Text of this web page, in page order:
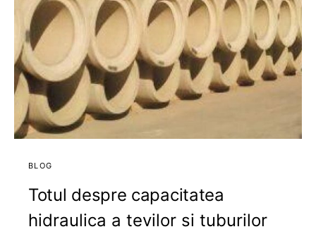
BLOG
Totul despre capacitatea
hidraulica a tevilor si tuburilor